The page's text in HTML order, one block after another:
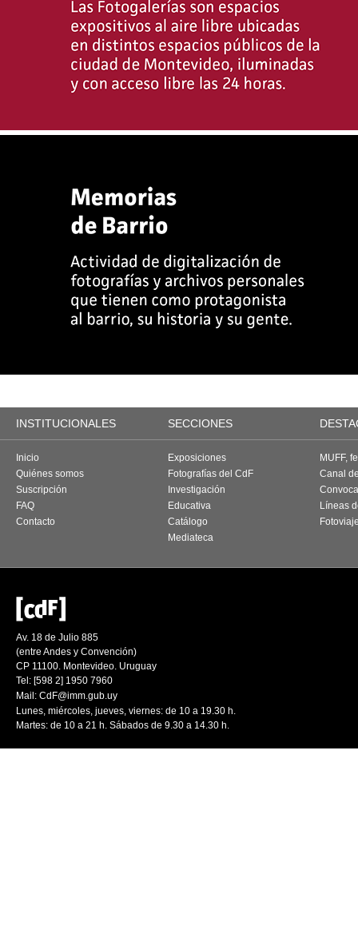
INSTITUCIONALES SECCIONES
Inicio
Quiénes somos
Suscripción
FAQ
Contacto
Exposiciones
Fotografías del CdF
Investigación
Educativa
Catálogo
Mediateca
MUFF,
Canal
Líneas
Av. 18 de Julio 885
(entre Andes y Convención)
CP 11100. Montevideo. Uruguay
Tel: [598 2] 1950 7960
Mail: CdF@imm.gub.uy
Lunes, miércoles, jueves, viernes: de 10 a 19.30 h.
Martes: de 10 a 21 h. Sábados de 9.30 a 14.30 h.